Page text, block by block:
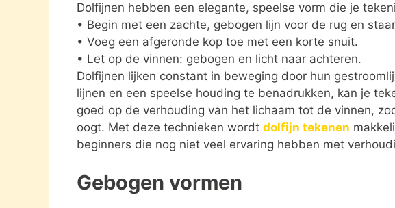
Dolfijnen hebben een elegante, speelse vorm die je
• Begin met een zachte, gebogen lijn voor de rug en
• Voeg een afgeronde kop toe met een korte snuit.
• Let op de vinnen: gebogen en licht naar achteren.
Dolfijnen lijken constant in beweging door hun
lijnen en een speelse houding te benadrukken, kan je
goed op de verhouding van het lichaam tot de vinnen,
oogt. Met deze technieken wordt dolfijn tekenen
beginners die nog niet veel ervaring hebben met
Gebogen vormen